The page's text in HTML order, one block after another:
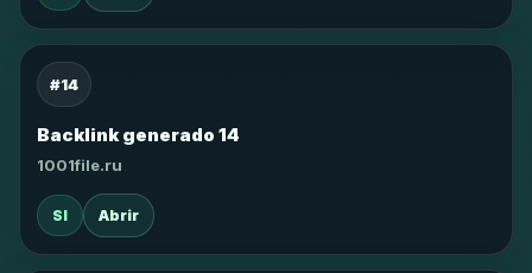
#14
Backlink generado 14
1001file.ru
SI Abrir